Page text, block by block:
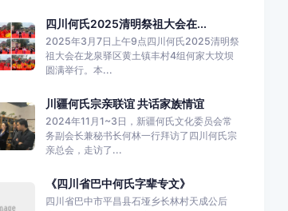
四川何氏2025清明祭祖大会在...
2025年3月7日上午9点四川何氏2025清明祭
祖大会在龙泉驿区黄土镇丰村4组何家大坟坝
圆满举行。本...
川疆何氏宗亲联谊 共话家族情谊
2024年11月1~3日，新疆何氏文化委员会常
务副会长兼秘书长何林一行拜访了四川何氏宗
亲总会，走访了...
《四川省巴中何氏字辈专文》
四川省巴中市平昌县石垭乡长林村天成公后